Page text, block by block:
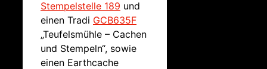
Stempelstelle 189 und
einen Tradi GCB635F
„Teufelsmühle – Cachen
und Stempeln“, sowie
einen Earthcache